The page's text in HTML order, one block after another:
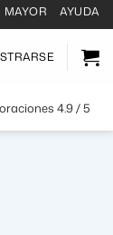
MAYOR AYUDA
4.9 / 5